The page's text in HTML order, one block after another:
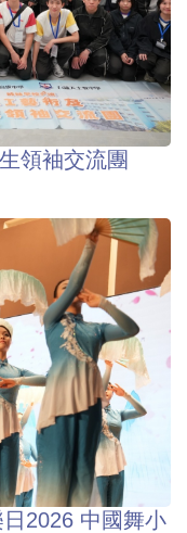
領袖交流團
2026 中國舞小